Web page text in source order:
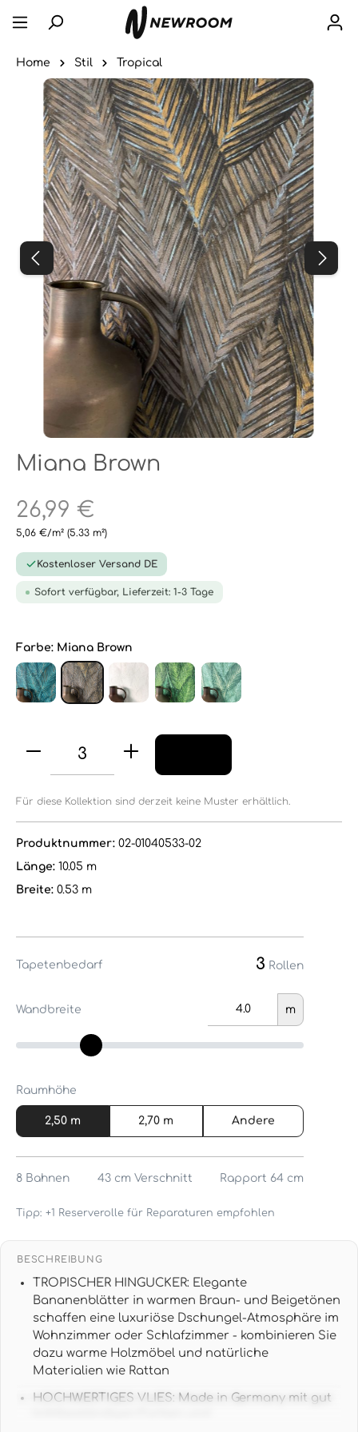
Home Stil Tropical
Miana Brown
26,99 €
5,06 €/m² (5.33 m²)
Kostenloser Versand DE
Sofort verfügbar, Lieferzeit: 1-3 Tage
Farbe: Miana Brown
Für diese Kollektion sind derzeit keine Muster erhältlich.
Produktnummer: 02-01040533-02
Länge: 10.05 m
Breite: 0.53 m
Tapetenbedarf 3 Rollen
Wandbreite m
Raumhöhe
2,50 m 2,70 m Andere
8 Bahnen 43 cm Verschnitt Rapport 64 cm
Tipp: +1 Reserverolle für Reparaturen empfohlen
BESCHREIBUNG
TROPISCHER HINGUCKER: Elegante
Bananenblätter in warmen Braun- und Beigetönen
schaffen eine luxuriöse Dschungel-Atmosphäre im
Wohnzimmer oder Schlafzimmer - kombinieren Sie
dazu warme Holzmöbel und natürliche
Materialien wie Rattan
HOCHWERTIGES VLIES: Made in Germany mit gut